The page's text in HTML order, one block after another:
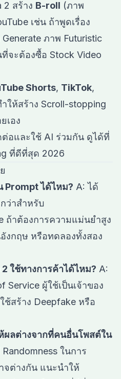
2 สร้าง B-roll (ภาพ
เช่น ถ้าพูดเรื่อง
ภาพ Futuristic
จะต้องซื้อ Stock Video
Shorts, TikTok,
ให้สร้าง Scroll-stopping
เอง
อและใช้ AI ร่วมกัน ดูได้ที่
ที่ดีที่สุด 2026
Prompt ได้ไหม? A: ได้
ว่าสำหรับ
ถ้าต้องการความแม่นยำสูง
งกฤษ หรือทดลองทั้งสอง
ใช้ทางการค้าได้ไหม? A:
Service ผู้ใช้เป็นเจ้าของ
ช้สร้าง Deepfake หรือ
ผลต่างจากที่คนอื่นโพสต์ใน
ในการ
จต่างกัน แนะนำให้